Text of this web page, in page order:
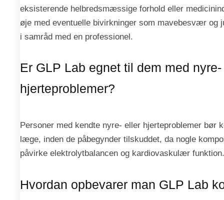
eksisterende helbredsmæssige forhold eller
øje med eventuelle bivirkninger som mavebesvær og
i samråd med en professionel.
Er GLP Lab egnet til dem med
hjerteproblemer?
Personer med kendte nyre- eller hjerteproblemer bør
læge, inden de påbegynder tilskuddet, da nogle
påvirke elektrolytbalancen og kardiovaskulær funktion.
Hvordan opbevarer man GLP Lab